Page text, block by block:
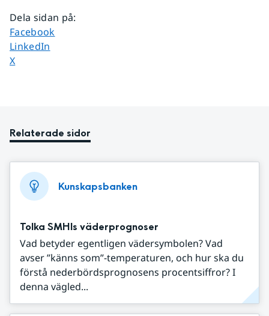
Dela sidan på:
Dela sidan på
Facebook
Dela sidan på
LinkedIn
Dela sidan på
X
Relaterade sidor
Kunskapsbanken
Tolka SMHIs väderprognoser
Vad betyder egentligen vädersymbolen? Vad
avser ”känns som”-temperaturen, och hur ska du
förstå nederbördsprognosens procentsiffror? I
denna vägled...